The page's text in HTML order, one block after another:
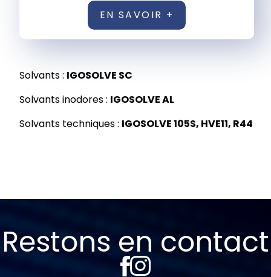
EN SAVOIR +
Solvants : IGOSOLVE SC
Solvants inodores : IGOSOLVE AL
Solvants techniques : IGOSOLVE 105S, HVE11, R44
Restons en contact